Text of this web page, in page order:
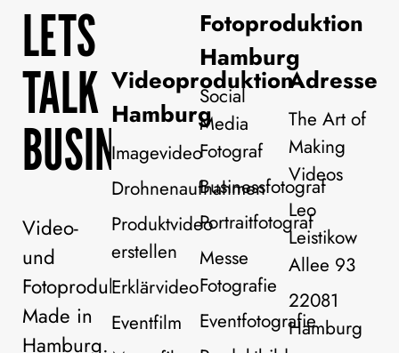
LETS
TALK
BUSINESS!
Video-
und
Fotoproduktion
Made in
Hamburg.
Videoproduktion
Hamburg
Imagevideo
Drohnenaufnahmen
Produktvideo
erstellen
Erklärvideo
Eventfilm
Fotoproduktion
Hamburg
Social
Media
Fotograf
Businessfotograf
Portraitfotograf
Messe
Fotografie
Eventfotografie
Adresse
The Art of
Making
Videos
Leo
Leistikow
Allee 93
22081
Hamburg